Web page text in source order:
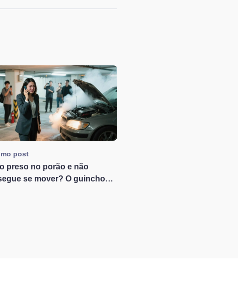
post
preso no porão e não
se mover? O guincho